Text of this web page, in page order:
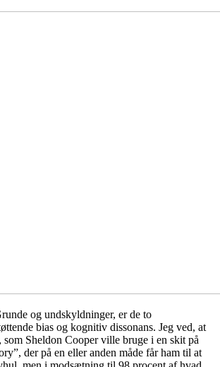
og undskyldninger, er de to
bias og kognitiv dissonans. Jeg ved, at
Sheldon Cooper ville bruge i en skit på
der på en eller anden måde får ham til at